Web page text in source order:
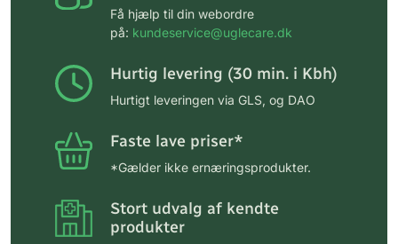
Få hjælp til din webordre
på: kundeservice@uglecare.dk
Hurtig levering (30 min. i Kbh)
Hurtigt leveringen via GLS, og DAO
Faste lave priser*
*Gælder ikke ernæringsprodukter.
Stort udvalg af kendte
produkter